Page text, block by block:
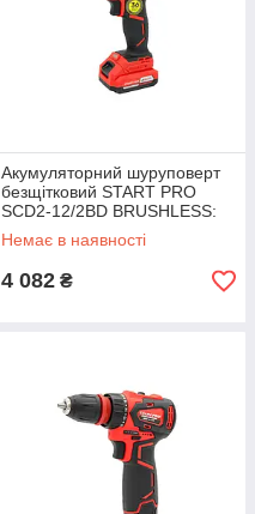
Акумуляторний шуруповерт
безщітковий START PRO
SCD2-12/2BD BRUSHLESS:
Li-ion; 12 B; 2 А*год.
Немає в наявності
4 082 ₴